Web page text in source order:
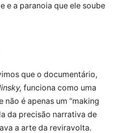
e a paranoia que ele soube
que o documentário,
funciona como uma
não é apenas um “making
da precisão narrativa de
a arte da reviravolta.